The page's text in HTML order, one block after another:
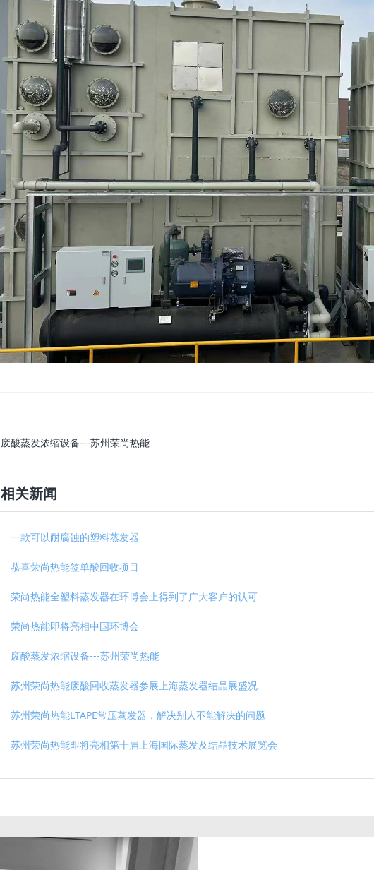
废酸蒸发浓缩设备---苏州荣尚热能
相关新闻
一款可以耐腐蚀的塑料蒸发器
恭喜荣尚热能签单酸回收项目
荣尚热能全塑料蒸发器在环博会上得到了广大客户的认可
荣尚热能即将亮相中国环博会
废酸蒸发浓缩设备---苏州荣尚热能
苏州荣尚热能废酸回收蒸发器参展上海蒸发器结晶展盛况
苏州荣尚热能LTAPE常压蒸发器，解决别人不能解决的问题
苏州荣尚热能即将亮相第十届上海国际蒸发及结晶技术展览会